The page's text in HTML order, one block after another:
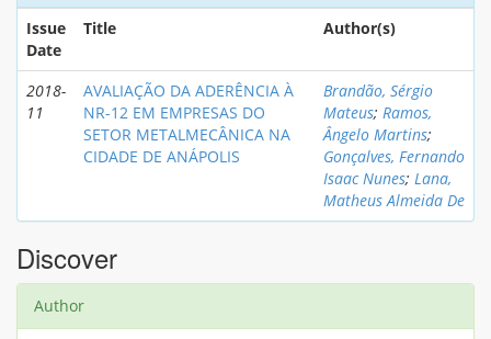
Issue
Date
Title Author(s)
2018-
11
AVALIAÇÃO DA ADERÊNCIA À
NR-12 EM EMPRESAS DO
SETOR METALMECÂNICA NA
CIDADE DE ANÁPOLIS
Brandão, Sérgio
Mateus; Ramos,
Ângelo Martins;
Gonçalves, Fernando
Isaac Nunes; Lana,
Matheus Almeida De
Discover
Author